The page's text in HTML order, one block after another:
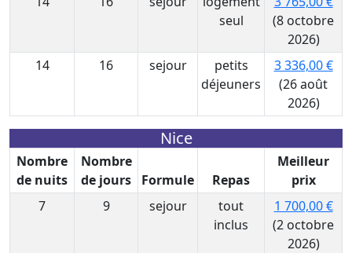
seul
(8 octobre
2026)
14
16 sejour
petits
déjeuners
3 336,00 €
(26 août
2026)
Nice
Nombre
de nuits
Nombre
de jours
Formule Repas
Meilleur
prix
7
9 sejour
tout
inclus
1 700,00 €
(2 octobre
2026)